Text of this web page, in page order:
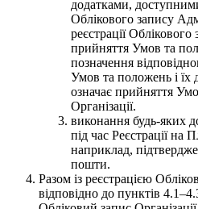
додатками,
Облікового запису
реєстрації
прийняття Умов та
позначення
Умов та положень і їх
означає прийняття
Організації.
виконання будь-яких
під час Реєстрації на
наприклад,
пошти.
Разом із реєстрацією
відповідно до пунктів